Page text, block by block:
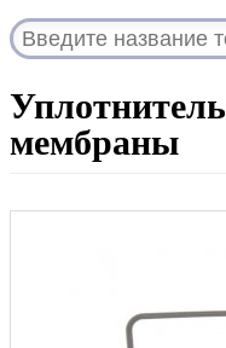
Уплотнитель
мембраны